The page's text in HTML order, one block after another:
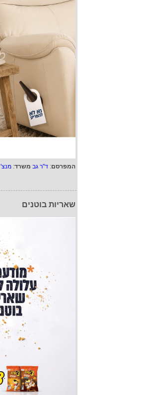
המפרסם: ד"ר גב משרד: מנצ'
שאריות בוטנים